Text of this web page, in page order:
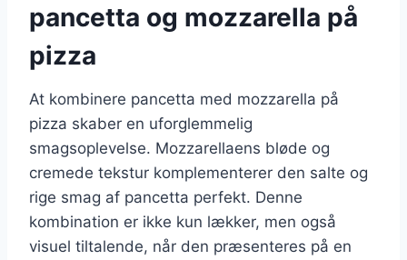
pancetta og mozzarella på
pizza
At kombinere pancetta med mozzarella på
pizza skaber en uforglemmelig
smagsoplevelse. Mozzarellaens bløde og
cremede tekstur komplementerer den salte og
rige smag af pancetta perfekt. Denne
kombination er ikke kun lækker, men også
visuel tiltalende, når den præsenteres på en